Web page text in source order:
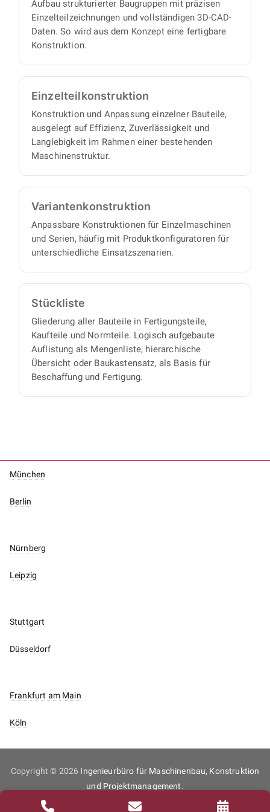
Aufbau strukturierter Baugruppen mit präzisen
Einzelteilzeichnungen und vollständigen 3D-CAD-
Daten. So wird aus dem Konzept eine fertigbare
Konstruktion.
Einzelteil­konstruktion
Konstruktion und Anpassung einzelner Bauteile,
ausgelegt auf Effizienz, Zuverlässigkeit und
Langlebigkeit im Rahmen einer bestehenden
Maschinenstruktur.
Varianten­konstruktion
Anpassbare Konstruktionen für Einzelmaschinen
und Serien, häufig mit Produktkonfiguratoren für
unterschiedliche Einsatzszenarien.
Stückliste
Gliederung aller Bauteile in Fertigungsteile,
Kaufteile und Normteile. Logisch aufgebaute
Auflistung als Mengenliste, hierarchische
Übersicht oder Baukastensatz, als Basis für
Beschaffung und Fertigung.
München
Berlin
Nürnberg
Leipzig
Stuttgart
Düsseldorf
Frankfurt am Main
Köln
Copyright © 2026 Ingenieurbüro für Maschinenbau, Konstruktion
und Projektmanagement.
Inhaltsverzeichnis
Impressum Kontakt